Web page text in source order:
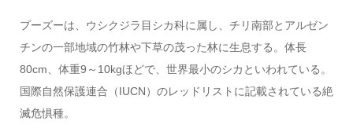
プーズーは、ウシクジラ目シカ科に属し、チリ南部とアルゼン
チンの一部地域の竹林や下草の茂った林に生息する。体長
80cm、体重9～10kgほどで、世界最小のシカといわれている。
国際自然保護連合（IUCN）のレッドリストに記載されている絶
滅危惧種。